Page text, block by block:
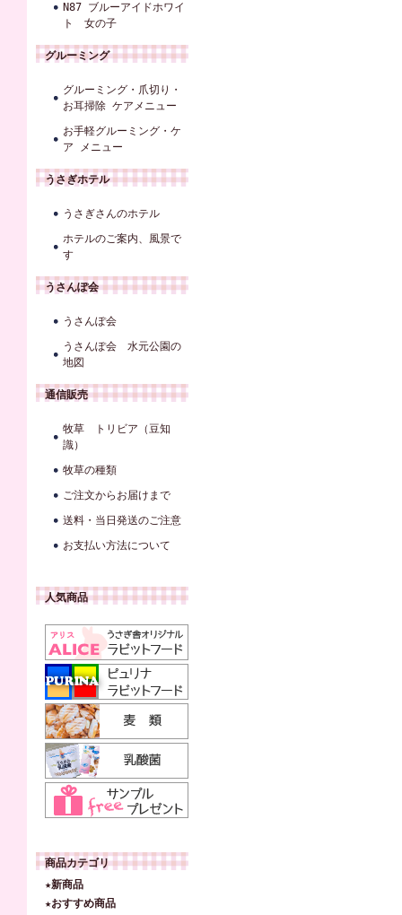
N87 ブルーアイドホワイ
ト 女の子
グルーミング
グルーミング・爪切り・
お耳掃除 ケアメニュー
お手軽グルーミング・ケ
ア メニュー
うさぎホテル
うさぎさんのホテル
ホテルのご案内、風景で
す
うさんぽ会
うさんぽ会
うさんぽ会 水元公園の
地図
通信販売
牧草 トリビア（豆知
識）
牧草の種類
ご注文からお届けまで
送料・当日発送のご注意
お支払い方法について
人気商品
商品カテゴリ
★新商品
★おすすめ商品